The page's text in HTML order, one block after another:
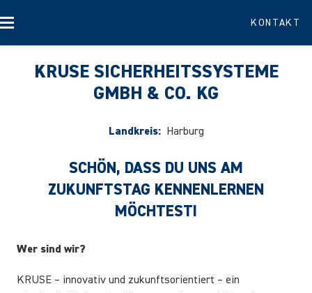
KONTAKT
KRUSE SICHERHEITSSYSTEME
GMBH & CO. KG
Landkreis: Harburg
SCHÖN, DASS DU UNS AM
ZUKUNFTSTAG KENNENLERNEN
MÖCHTEST!
Wer sind wir?
KRUSE – innovativ und zukunftsorientiert – ein